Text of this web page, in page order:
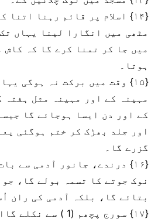
{۱۴} اسلام پر قائم رہنا
مٹھی میں انگارا لینا یہاں
میں جا کر تمنا کرے گا کہ کاش
ہوتا۔
{۱۵} وقت میں برکت نہ ہوگی
مہینہ کے اور مہینہ مثل ہفتہ
کے اور دن ایسا ہوجائے گا
اور جلد بھڑک کر ختم ہوگئی
گزرے گا۔
{۱۶} درندے، جانور آدمی سے
نوک جوتے کا تسمہ بولے گا،
بتائے گا، بلکہ آدمی کی ران
{۱۷} سورج پچھم (1 )